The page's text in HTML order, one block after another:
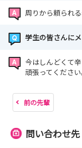
周りから頼られ
学生の皆さんに
今はしんどくて
頑張ってください
前の先輩
問い合わせ先